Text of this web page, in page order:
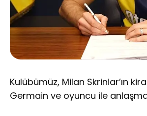
Kulübümüz, Milan Skriniar’ın
Germain ve oyuncu ile